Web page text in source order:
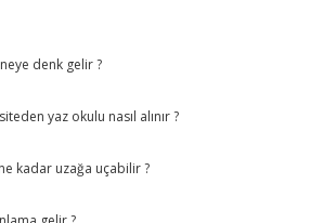
denk gelir ?
yaz okulu nasıl alınır ?
kadar uzağa uçabilir ?